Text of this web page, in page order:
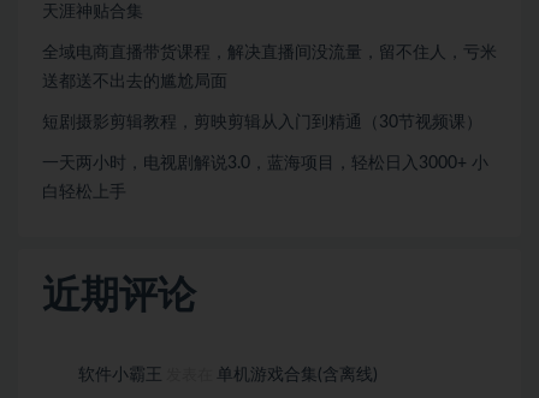
天涯神贴合集
全域电商直播带货课程，解决直播间没流量，留不住人，亏米
送都送不出去的尴尬局面
短剧摄影剪辑教程，剪映剪辑从入门到精通（30节视频课）
一天两小时，电视剧解说3.0，蓝海项目，轻松日入3000+ 小
白轻松上手
近期评论
软件小霸王 单机游戏合集(含离线)